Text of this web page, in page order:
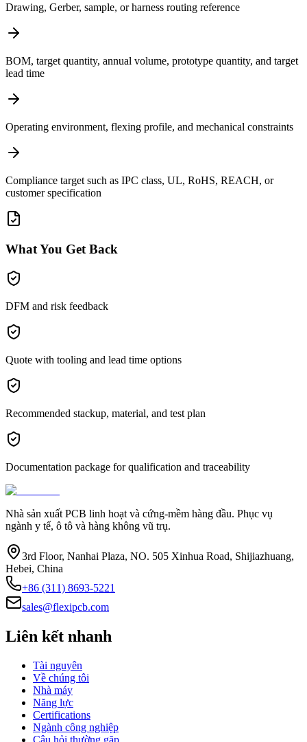
Drawing, Gerber, sample, or harness routing reference
BOM, target quantity, annual volume, prototype quantity, and target
lead time
Operating environment, flexing profile, and mechanical constraints
Compliance target such as IPC class, UL, RoHS, REACH, or
customer specification
What You Get Back
DFM and risk feedback
Quote with tooling and lead time options
Recommended stackup, material, and test plan
Documentation package for qualification and traceability
Nhà sản xuất PCB linh hoạt và cứng-mềm hàng đầu. Phục vụ
ngành y tế, ô tô và hàng không vũ trụ.
3rd Floor, Nanhai Plaza, NO. 505 Xinhua Road, Shijiazhuang,
Hebei, China
+86 (311) 8693-5221
sales@flexipcb.com
Liên kết nhanh
Tài nguyên
Về chúng tôi
Nhà máy
Năng lực
Certifications
Ngành công nghiệp
Câu hỏi thường gặp